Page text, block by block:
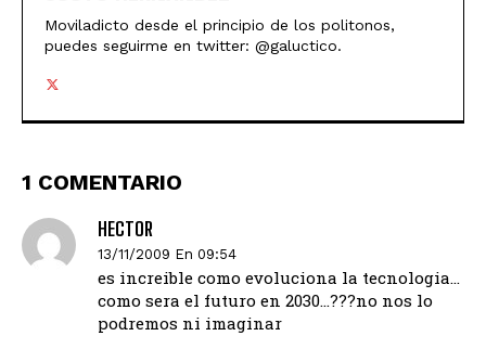
Moviladicto desde el principio de los politonos,
puedes seguirme en twitter: @galuctico.
1 COMENTARIO
HECTOR
13/11/2009 En 09:54
es increible como evoluciona la tecnologia…
como sera el futuro en 2030…???no nos lo
podremos ni imaginar